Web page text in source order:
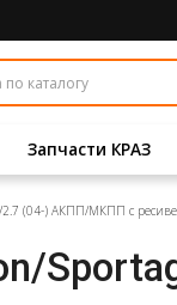
Запчасти КРАЗ
(04-) АКПП/МКПП с